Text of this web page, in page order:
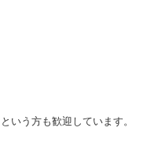
いう方も歓迎しています。